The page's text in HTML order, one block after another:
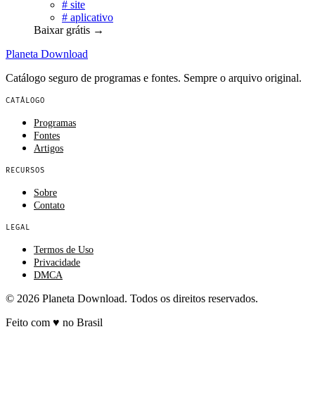
# site
# aplicativo
Baixar grátis →
Planeta Download
Catálogo seguro de programas e fontes. Sempre o arquivo original.
CATÁLOGO
Programas
Fontes
Artigos
RECURSOS
Sobre
Contato
LEGAL
Termos de Uso
Privacidade
DMCA
© 2026 Planeta Download. Todos os direitos reservados.
Feito com ♥ no Brasil